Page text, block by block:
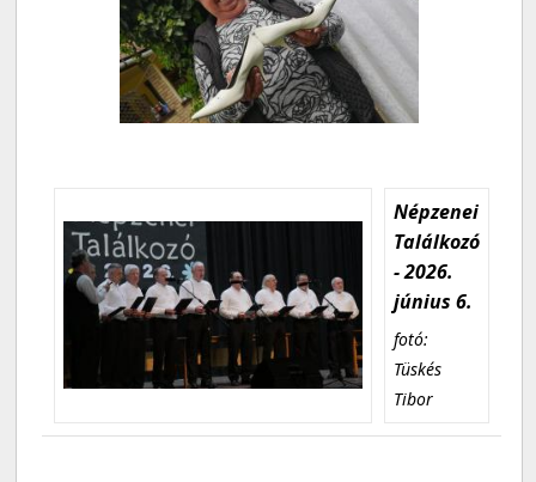
Népzenei
Találkozó
- 2026.
június 6.
fotó:
Tüskés
Tibor